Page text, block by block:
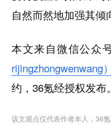
自然而然地加强其倾
本文来自微信公众
rijingzhongwenwang）
约，36氪经授权发布。
该文观点仅代表作者本人，36